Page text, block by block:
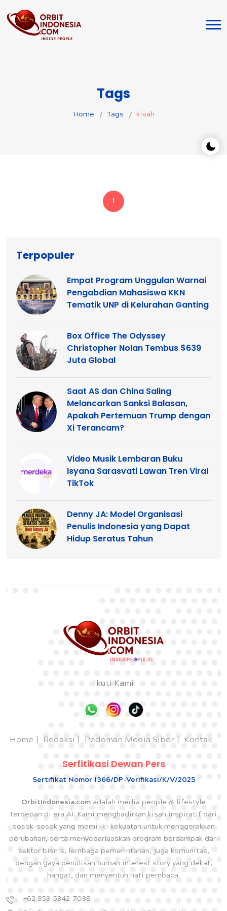
Tags
Home Tags kisah
1
Terpopuler
Empat Program Unggulan Warnai
Pengabdian Mahasiswa KKN
Tematik UNP di Kelurahan Ganting
Box Office The Odyssey
Christopher Nolan Tembus $639
Juta Global
Saat AS dan China Saling
Melancarkan Sanksi Balasan,
Apakah Pertemuan Trump dengan
Xi Terancam?
Video Musik Lembaran Buku
Isyana Sarasvati Lawan Tren Viral
TikTok
Denny JA: Model Organisasi
Penulis Indonesia yang Dapat
Hidup Seratus Tahun
Ikuti Kami
Home Redaksi Pedoman Media Siber Kontak
Serfitikasi Dewan Pers
Sertifikat Nomor 1366/DP-Verifikasi/K/V/2025
OrbitIndonesia.com adalah media people & lifestyle
terdepan di era AI. Kami menghadirkan kisah inspiratif dari
sosok-sosok yang memiliki kekuatan untuk menggerakkan
perubahan, serta menyebarluaskan program berdampak dari
sektor bisnis, lembaga pemerintahan, juga komunitas,
dengan gaya penulisan human interest story yang dekat,
hangat, dan menyentuh hati pembaca.
+62 853-5342-7038